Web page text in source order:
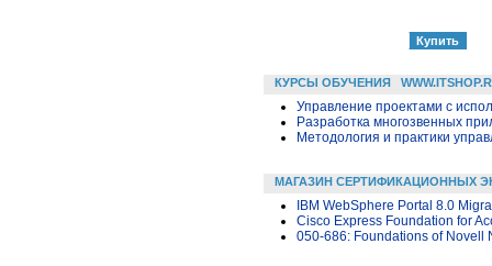
КУРСЫ ОБУЧЕНИЯ
Управление проектами с
Разработка многозвенных
Методология и практики
МАГАЗИН СЕРТИФИКАЦИОННЫХ
IBM WebSphere Portal 8.0
Cisco Express Foundation for
050-686: Foundations of Novell